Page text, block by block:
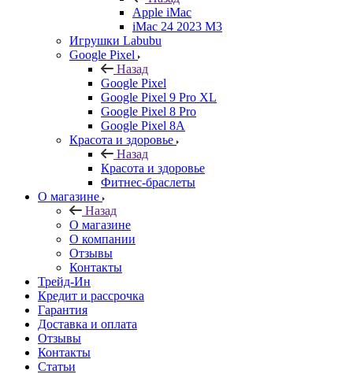
Apple iMac
iMac 24 2023 M3
Игрушки Labubu
Google Pixel
Назад
Google Pixel
Google Pixel 9 Pro XL
Google Pixel 8 Pro
Google Pixel 8A
Красота и здоровье
Назад
Красота и здоровье
Фитнес-браслеты
О магазине
Назад
О магазине
О компании
Отзывы
Контакты
Трейд-Ин
Кредит и рассрочка
Гарантия
Доставка и оплата
Отзывы
Контакты
Статьи